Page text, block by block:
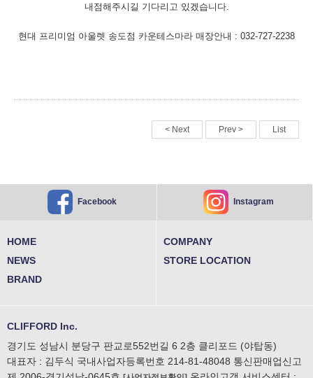
내점해주시길 기다리고 있겠습니다.
현대 프리미엄 아울렛 송도점 카운테스마라 매장안내 : 032-727-2238
< Next Prev > List
Facebook Instagram
HOME
NEWS
BRAND
COMPANY
STORE LOCATION
CLIFFORD Inc.
경기도 성남시 분당구 판교로552번길 6 2층 클리포드 (야탑동)
대표자 : 김두식 국내사업자등록번호 214-81-48048 통신판매업신고